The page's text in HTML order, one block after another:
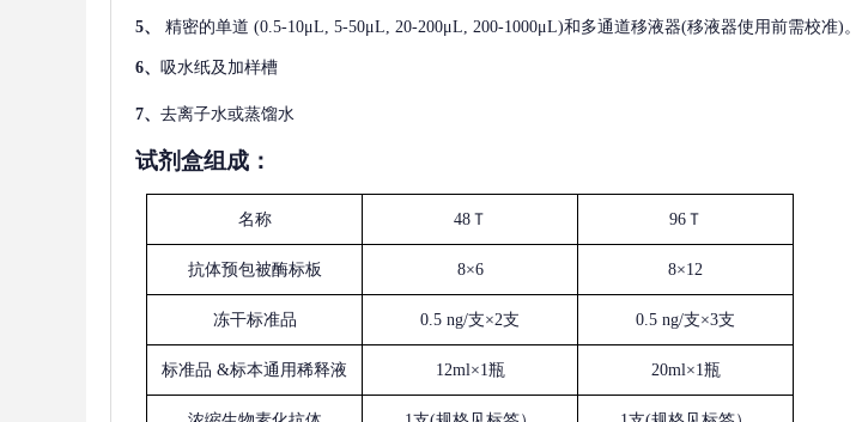
5、 精密的单道 (0.5-10μL, 5-50μL, 20-200μL, 200-1000μL)和多通道移液器(移液器使用前需校准)。
6、 吸水纸及加样槽
7、 去离子水或蒸馏水
试剂盒组成：
名称 48Ｔ 96Ｔ
抗体预包被酶标板 8×6 8×12
冻干标准品 0.5 ng/支×2支 0.5 ng/支×3支
标准品 &标本通用稀释液 12ml×1瓶 20ml×1瓶